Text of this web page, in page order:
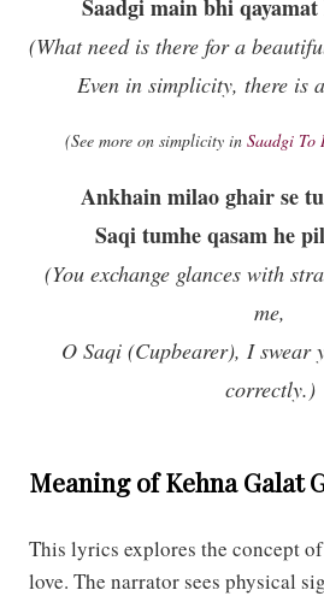
Saadgi main bhi
(What need is there for a
Even in simplicity, there is
(See more on simplicity in Saadgi To
Ankhain milao ghair se
Saqi tumhe qasam he
(You exchange glances with
me,
O Saqi (Cupbearer), I swear
correctly.)
Meaning of Kehna Galat
This lyrics explores the concept of
love. The narrator sees physical